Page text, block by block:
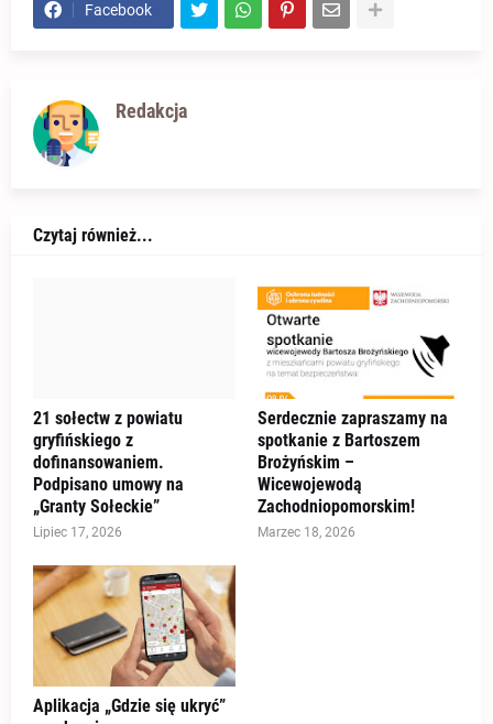
Facebook
Redakcja
Czytaj również...
21 sołectw z powiatu
gryfińskiego z
dofinansowaniem.
Podpisano umowy na
„Granty Sołeckie”
Lipiec 17, 2026
Serdecznie zapraszamy na
spotkanie z Bartoszem
Brożyńskim –
Wicewojewodą
Zachodniopomorskim!
Marzec 18, 2026
Aplikacja „Gdzie się ukryć”